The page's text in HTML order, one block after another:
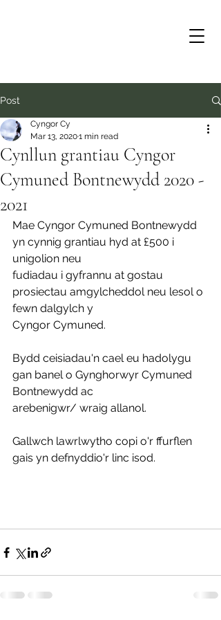
Post
Cynllun grantiau Cyngor
Cymuned Bontnewydd 2020 -
2021
Cyngor Cy
Mar 13, 20201 min read
Mae Cyngor Cymuned Bontnewydd
yn cynnig grantiau hyd at £500 i
unigolion neu
fudiadau i gyfrannu at gostau
prosiectau amgylcheddol neu lesol o
fewn dalgylch y
Cyngor Cymuned.
Bydd ceisiadau'n cael eu hadolygu
gan banel o Gynghorwyr Cymuned
Bontnewydd ac
arebenigwr/ wraig allanol.
Gallwch lawrlwytho copi o'r ffurflen
gais yn defnyddio'r linc isod.